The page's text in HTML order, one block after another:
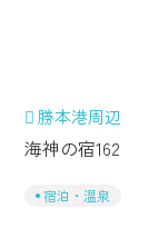
勝本港周辺
海神の宿162
宿泊・温泉